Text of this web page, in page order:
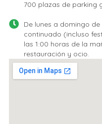
700 plazas de parking
De lunes a domingo
continuado (incluso
las 1:00 horas de la
restauración y ocio.